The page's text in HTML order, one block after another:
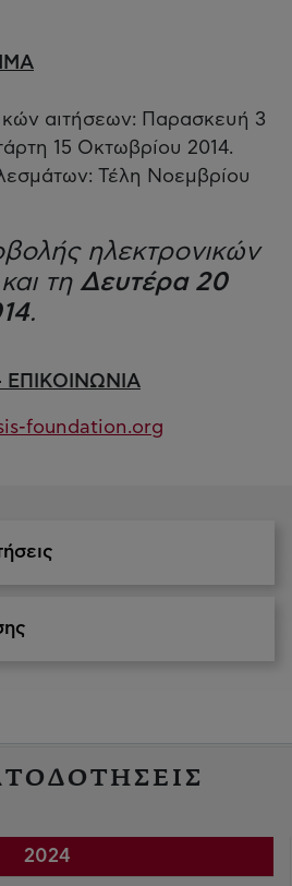
αιτήσεων: Παρασκευή 3
15 Οκτωβρίου 2014.
Τέλη Νοεμβρίου
ηλεκτρονικών
τηΔευτέρα 20
.
foundation.org
2024